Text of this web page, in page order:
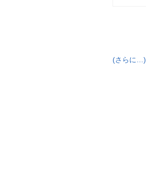
(さらに…)